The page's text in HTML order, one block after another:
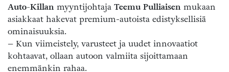
Auto-Killan myyntijohtaja Teemu Pulliaisen mukaan
asiakkaat hakevat premium-autoista edistyksellisiä
ominaisuuksia.
– Kun viimeistely, varusteet ja uudet innovaatiot
kohtaavat, ollaan autoon valmiita sijoittamaan
enemmänkin rahaa.